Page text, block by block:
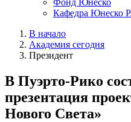
Кафедра Юнеско
В начало
Академия сегодня
Президент
В Пуэрто-Рико
презентация
Нового Света»